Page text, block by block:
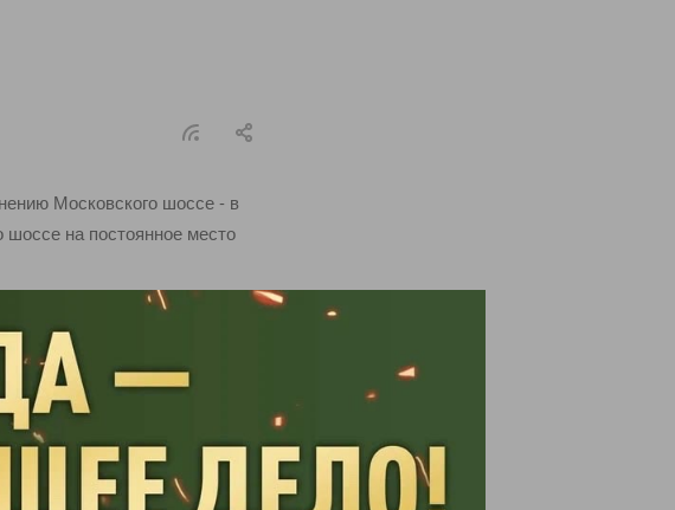
Московского шоссе - в
на постоянное место
Ново-Вокзальной.
систему. Помимо
в соответствии с